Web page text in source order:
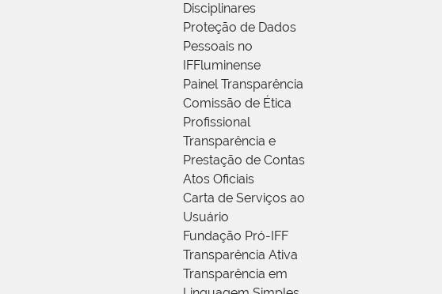
Disciplinares
Proteção de Dados
Pessoais no
IFFluminense
Painel Transparência
Comissão de Ética
Profissional
Transparência e
Prestação de Contas
Atos Oficiais
Carta de Serviços ao
Usuário
Fundação Pró-IFF
Transparência Ativa
Transparência em